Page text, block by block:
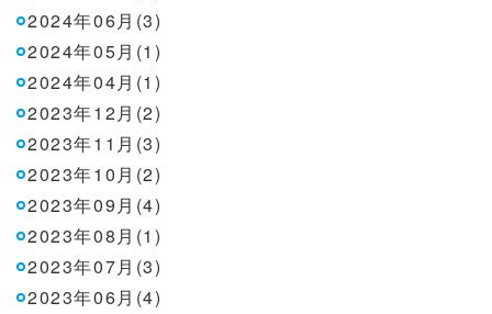
2024年06月(3)
2024年05月(1)
2024年04月(1)
2023年12月(2)
2023年11月(3)
2023年10月(2)
2023年09月(4)
2023年08月(1)
2023年07月(3)
2023年06月(4)